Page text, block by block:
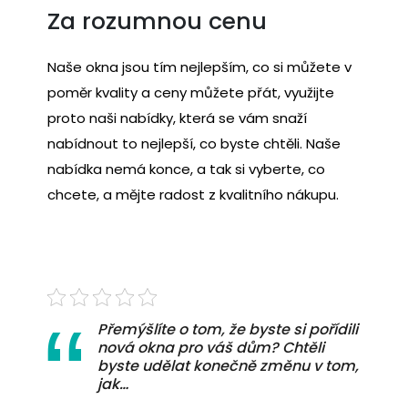
Za rozumnou cenu
Naše okna jsou tím nejlepším, co si můžete v
poměr kvality a ceny můžete přát, využijte
proto naši nabídky, která se vám snaží
nabídnout to nejlepší, co byste chtěli. Naše
nabídka nemá konce, a tak si vyberte, co
chcete, a mějte radost z kvalitního nákupu.
Přemýšlíte o tom, že byste si pořídili
nová okna pro váš dům? Chtěli
byste udělat konečně změnu v tom,
jak…